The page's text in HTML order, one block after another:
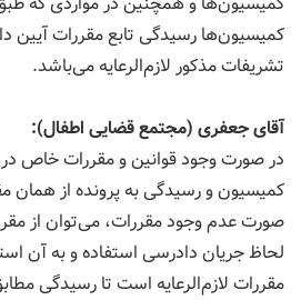
كمیسیون‌ها رسیدگی تابع مقررات آیین
تشریفات مذكور لازم‌الرعایه می‌باشد.
آقای جعفری (مجتمع قضایی اطفال):
در صورت وجود قوانین و مقررات خاص در
كمیسیون و رسیدگی به پرونده از همان
صورت عدم وجود مقررات، می‌توان از
لحاظ جریان دادرسی استفاده و به آن
مقررات لازم‌الرعایه است تا رسیدگی